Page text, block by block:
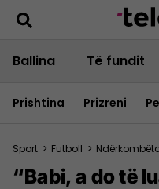
Ballina Të fundit
Prishtina Prizreni
Sport > Futboll >
“Babi, a do të